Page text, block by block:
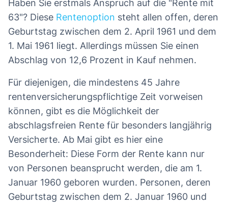
Haben Sie erstmals Anspruch auf die "Rente mit
63"? Diese Rentenoption steht allen offen, deren
Geburtstag zwischen dem 2. April 1961 und dem
1. Mai 1961 liegt. Allerdings müssen Sie einen
Abschlag von 12,6 Prozent in Kauf nehmen.
Für diejenigen, die mindestens 45 Jahre
rentenversicherungspflichtige Zeit vorweisen
können, gibt es die Möglichkeit der
abschlagsfreien Rente für besonders langjährig
Versicherte. Ab Mai gibt es hier eine
Besonderheit: Diese Form der Rente kann nur
von Personen beansprucht werden, die am 1.
Januar 1960 geboren wurden. Personen, deren
Geburtstag zwischen dem 2. Januar 1960 und